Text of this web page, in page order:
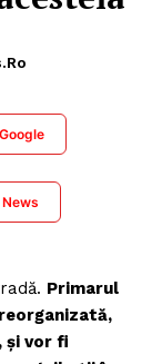
Primarul
, şi vor fi